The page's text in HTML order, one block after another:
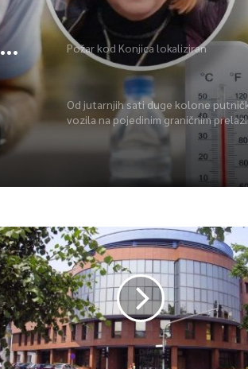
Požar kod Konjica lokaliziran
Od jutarnjih sati duge kolone
vozila na pojedinim graničnim